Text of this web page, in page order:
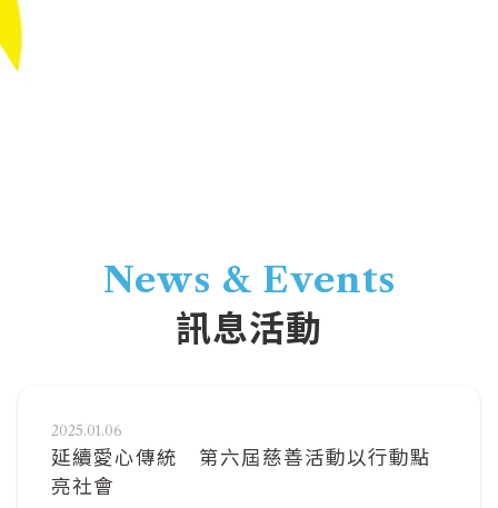
News & Events
訊息活動
2025.01.06
延續愛心傳統 第六屆慈善活動以行動點
亮社會